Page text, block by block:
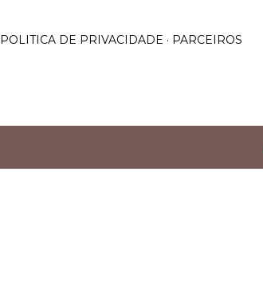
POLITICA DE PRIVACIDADE PARCEIROS